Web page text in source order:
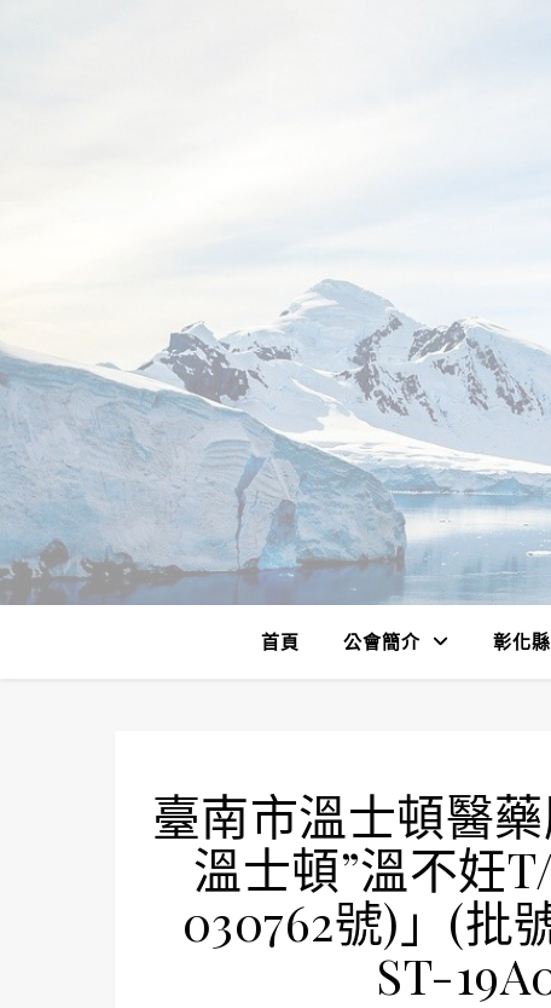
首頁 公會簡介 彰化
臺南市溫士頓醫
溫士頓”溫不妊
030762號)」(批
ST-